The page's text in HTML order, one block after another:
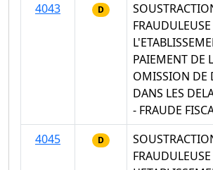
4043
D
PAIEMENT DE
OMISSION DE
DANS LES
- FRAUDE
4045
D